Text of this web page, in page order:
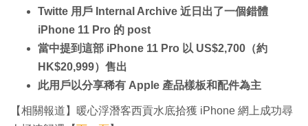
Twitte 用戶 Internal Archive 近日出了一個錯體
iPhone 11 Pro 的 post
當中提到這部 iPhone 11 Pro 以 US$2,700（約
HK$20,999）售出
此用戶以分享稀有 Apple 產品樣板和配件為主
【相關報道】暖心浮潛客西貢水底拾獲 iPhone 網上成功尋